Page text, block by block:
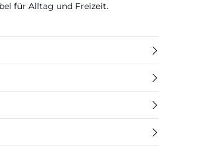
für Alltag und Freizeit.